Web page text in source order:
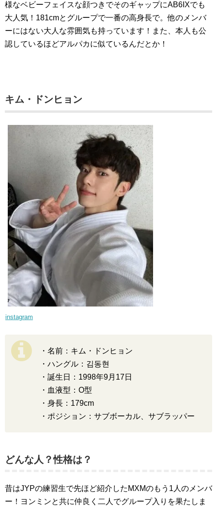
様なベビーフェイスな顔つきでそのギャップにAB6IXでも
大人気！181cmとグループで一番の高身長で。他のメンバ
ーにはない大人な雰囲気も持っています！また、本人も公
認しているほどアルパカに似ているんだとか！
キム・ドンヒョン
instagram
・名前：キム・ドンヒョン
・ハングル：김동현
・誕生日：1998年9月17日
・血液型：O型
・身長：179cm
・ポジション：サブボーカル、サブラッパー
どんな人？性格は？
昔はJYPの練習生で先ほど紹介したMXMのもう1人のメンバ
ー！ヨンミンと共に仲良く二人でグループ入りを果たしま